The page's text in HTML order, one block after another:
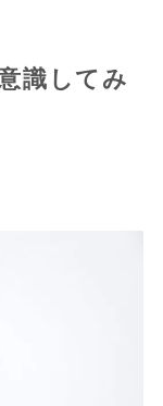
識してみ